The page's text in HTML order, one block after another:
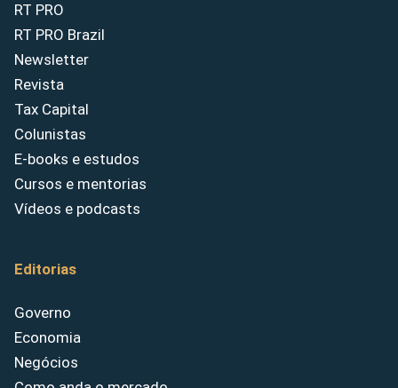
RT PRO
RT PRO Brazil
Newsletter
Revista
Tax Capital
Colunistas
E-books e estudos
Cursos e mentorias
Vídeos e podcasts
Editorias
Governo
Economia
Negócios